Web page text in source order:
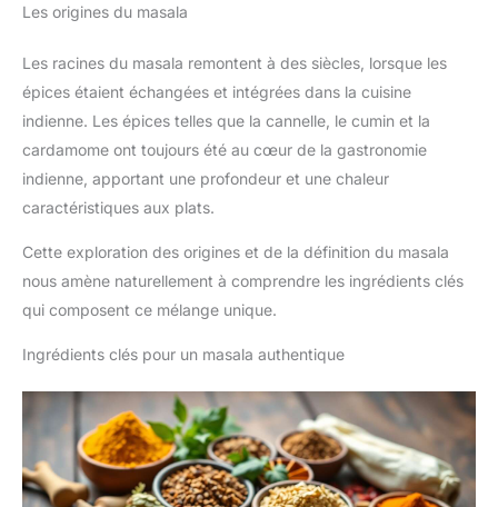
Les origines du masala
Les racines du masala remontent à des siècles, lorsque les
épices étaient échangées et intégrées dans la cuisine
indienne. Les épices telles que la cannelle, le cumin et la
cardamome ont toujours été au cœur de la gastronomie
indienne, apportant une profondeur et une chaleur
caractéristiques aux plats.
Cette exploration des origines et de la définition du masala
nous amène naturellement à comprendre les ingrédients clés
qui composent ce mélange unique.
Ingrédients clés pour un masala authentique